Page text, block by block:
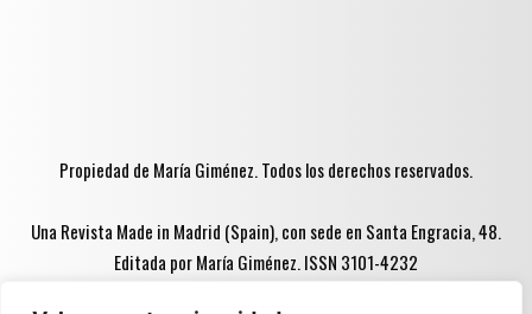
Propiedad de María Giménez. Todos los derechos reservados.
Una Revista Made in Madrid (Spain), con sede en Santa Engracia, 48.
Editada por María Giménez. ISSN 3101-4232